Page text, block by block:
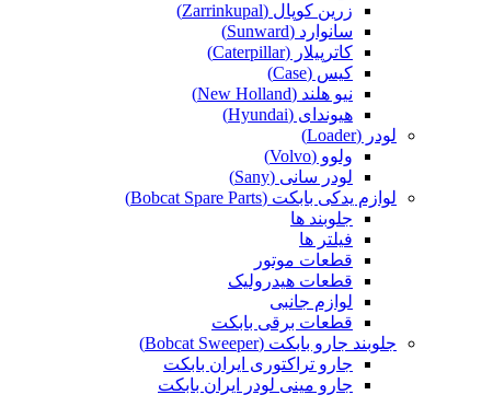
زرین کوپال (Zarrinkupal)
سانوارد (Sunward)
کاترپیلار (Caterpillar)
کیس (Case)
نیو هلند (New Holland)
هیوندای (Hyundai)
لودر (Loader)
ولوو (Volvo)
لودر سانی (Sany)
لوازم یدکی بابکت (Bobcat Spare Parts)
جلوبند ها
فیلتر ها
قطعات موتور
قطعات هیدرولیک
لوازم جانبی
قطعات برقی بابکت
جلوبند جارو بابکت (Bobcat Sweeper)
جارو تراکتوری ایران بابکت
جارو مینی لودر ایران بابکت